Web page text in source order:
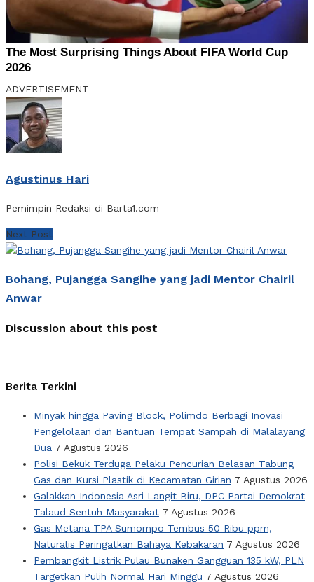
ADVERTISEMENT
Agustinus Hari
Pemimpin Redaksi di Barta1.com
Next Post
Bohang, Pujangga Sangihe yang jadi Mentor Chairil
Anwar
Discussion about this post
Berita Terkini
Minyak hingga Paving Block, Polimdo Berbagi Inovasi
Pengelolaan dan Bantuan Tempat Sampah di Malalayang
Dua 7 Agustus 2026
Polisi Bekuk Terduga Pelaku Pencurian Belasan Tabung
Gas dan Kursi Plastik di Kecamatan Girian 7 Agustus 2026
Galakkan Indonesia Asri Langit Biru, DPC Partai Demokrat
Talaud Sentuh Masyarakat 7 Agustus 2026
Gas Metana TPA Sumompo Tembus 50 Ribu ppm,
Naturalis Peringatkan Bahaya Kebakaran 7 Agustus 2026
Pembangkit Listrik Pulau Bunaken Gangguan 135 kW, PLN
Targetkan Pulih Normal Hari Minggu 7 Agustus 2026